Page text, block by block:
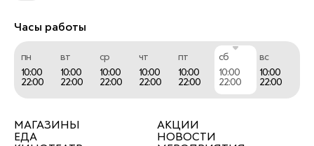
Часы работы
пн
10:00
22:00
вт
10:00
22:00
ср
10:00
22:00
чт
10:00
22:00
пт
10:00
22:00
сб
10:00
22:00
вс
10:00
22:00
МАГАЗИНЫ
ЕДА
АКЦИИ
НОВОСТИ